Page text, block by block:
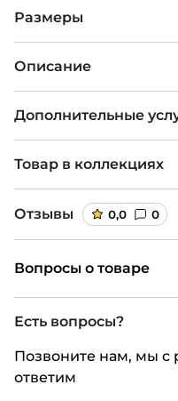
Размеры
Описание
Дополнительные
Товар в коллекциях
Отзывы 0,0 0
Вопросы о товаре
Есть вопросы?
Позвоните нам, мы с
ответим